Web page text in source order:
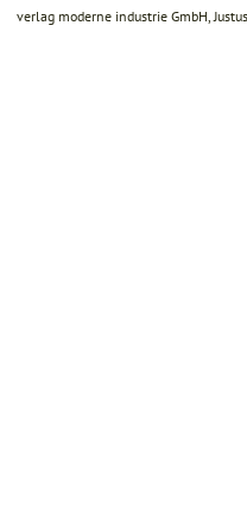
verlag moderne industrie GmbH,